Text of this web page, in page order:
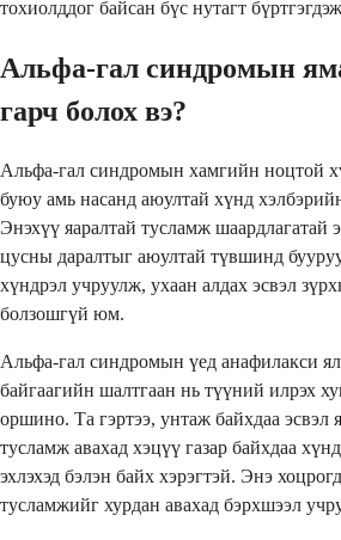
тохиолддог байсан бүс нутагт
Альфа-гал синдромын
гарч болох вэ?
Альфа-гал синдромын хамгийн ноцтой
буюу амь насанд аюултай хүнд
Энэхүү яаралтай тусламж шаардлагатай
цусны даралтыг аюултай түвшинд
хүндрэл учруулж, ухаан алдах эсвэл
болзошгүй юм.
Альфа-гал синдромын үед анафилакси
байгаагийн шалтгаан нь түүний илрэх
оршино. Та гэртээ, унтаж байхдаа эсвэл
тусламж авахад хэцүү газар байхдаа
эхлэхэд бэлэн байх хэрэгтэй. Энэ
тусламжийг хурдан авахад бэрхшээл